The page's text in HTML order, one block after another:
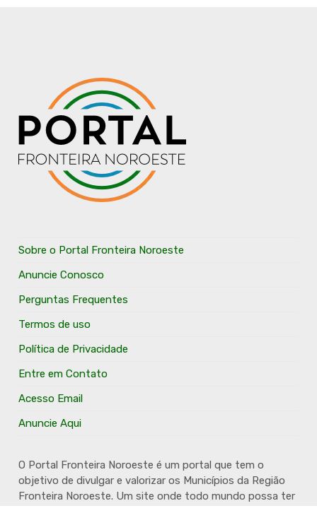
Sobre o Portal Fronteira Noroeste
Anuncie Conosco
Perguntas Frequentes
Termos de uso
Política de Privacidade
Entre em Contato
Acesso Email
Anuncie Aqui
O Portal Fronteira Noroeste é um portal que tem o
objetivo de divulgar e valorizar os Municípios da Região
Fronteira Noroeste. Um site onde todo mundo possa ter